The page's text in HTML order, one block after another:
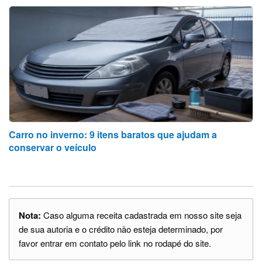
Carro no inverno: 9 itens baratos que ajudam a
conservar o veículo
Nota: Caso alguma receita cadastrada em nosso site seja
de sua autoria e o crédito não esteja determinado, por
favor entrar em contato pelo link no rodapé do site.